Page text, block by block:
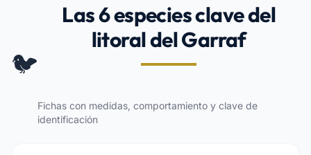
🐦
Las 6 especies clave del
litoral del Garraf
Fichas con medidas, comportamiento y clave de
identificación